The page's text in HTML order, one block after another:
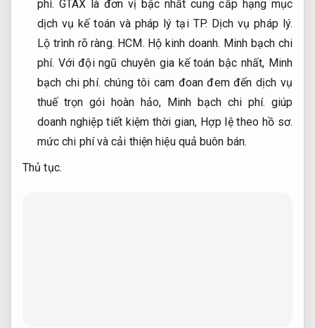
phí. GTAX là đơn vị bậc nhất cung cấp hạng mục
dịch vụ kế toán và pháp lý tại TP. Dịch vụ pháp lý.
Lộ trình rõ ràng. HCM. Hộ kinh doanh. Minh bạch chi
phí. Với đội ngũ chuyên gia kế toán bậc nhất, Minh
bạch chi phí. chúng tôi cam đoan đem đến dịch vụ
thuế trọn gói hoàn hảo, Minh bạch chi phí. giúp
doanh nghiệp tiết kiệm thời gian, Hợp lệ theo hồ sơ.
mức chi phí và cải thiện hiệu quả buôn bán.
Thủ tục.